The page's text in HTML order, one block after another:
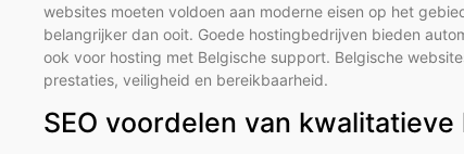
websites moeten voldoen aan moderne eisen op het
belangrijker dan ooit. Goede hostingbedrijven bieden
ook voor hosting met Belgische support. Belgische
prestaties, veiligheid en bereikbaarheid.
SEO voordelen van kwalitatieve